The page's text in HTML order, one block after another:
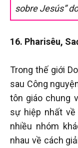
sobre Jesús”
16. Pharisêu,
Trong thế giới
sau Công
tôn giáo chung
sự hiệp nhất
nhiều nhóm
nhau về cách